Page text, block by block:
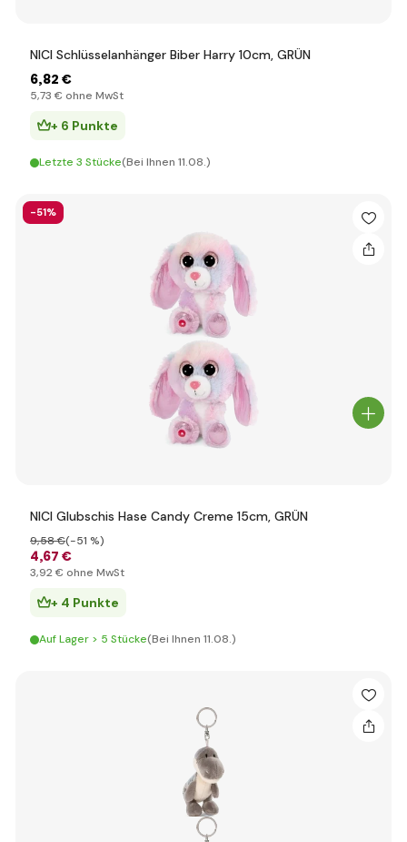
NICI Schlüsselanhänger Biber Harry 10cm, GRÜN
6,82 €
5,73 € ohne MwSt
+ 6 Punkte
Letzte 3 Stücke(Bei Ihnen 11.08.)
-51%
NICI Glubschis Hase Candy Creme 15cm, GRÜN
4,67 €
9,58 €(-51 %)
3,92 € ohne MwSt
+ 4 Punkte
Auf Lager > 5 Stücke(Bei Ihnen 11.08.)